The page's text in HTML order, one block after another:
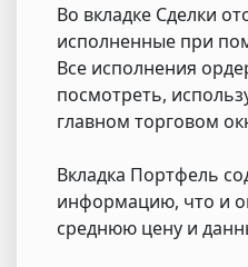
Во вкладке Сделки
исполненные при
Все исполнения
посмотреть,
главном торговом
Вкладка Портфель
информацию, что и
среднюю цену и